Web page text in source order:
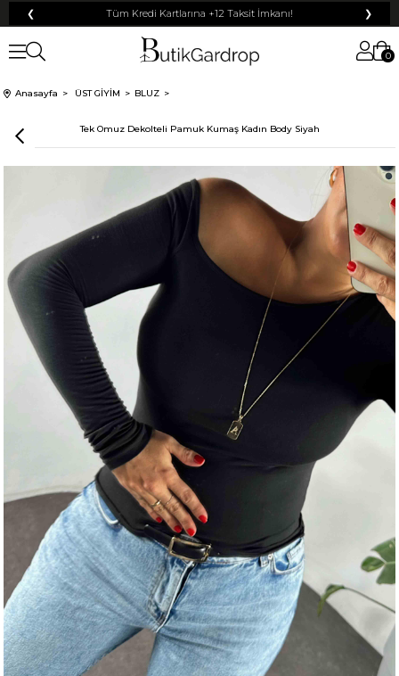
❮ Tüm Kredi Kartlarına +12 Taksit İmkanı! ❯
0
Anasayfa ÜST GİYİM BLUZ
Tek Omuz Dekolteli Pamuk Kumaş Kadın Body Siyah
% 15
% 20
KARGO
250 TL
500 TL
50 TL
% 5
Çarkı çevir ve fırsatı yakala !
Tanıtım, pazarlama, reklam ve benzeri amaçlarla tarafıma ticari elektronik ileti
gönderilmesine izin veriyorum.
Elektronik Ticari İleti Aydınlatma Metni
okudum onay veriyorum.
Paylaştığım bilgilerin KVKK kapsamında tarafınızca korunmasını, sms ve
WhatsApp üzerinden bilgilendirmeleri almayı
Çevir Kazan